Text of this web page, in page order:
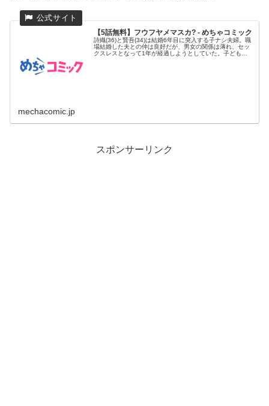
【5話無料】フウフヤメマスカ? - めちゃコミック
詩織(36)と賢吾(34)は結婚6年目に突入する子ナシ夫婦。職
場結婚した夫との仲は良好だが、男女の関係は薄れ、セッ
クスレスとなって1年が経過しようとしていた。子どもが
mechacomic.jp
スポンサーリンク